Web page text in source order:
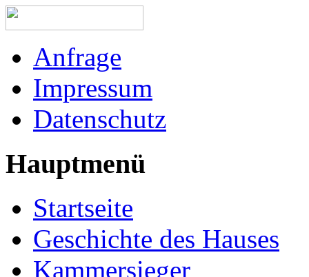
Anfrage
Impressum
Datenschutz
Hauptmenü
Startseite
Geschichte des Hauses
Kammersieger